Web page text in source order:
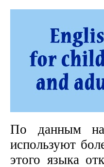
По данным на
используют
этого языка